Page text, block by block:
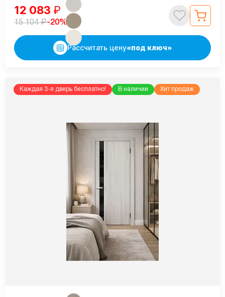
12 083 ₽
15 104₽-20%
Рассчитать цену«под ключ»
Каждая 3-я дверь бесплатно! В наличии Хит продаж